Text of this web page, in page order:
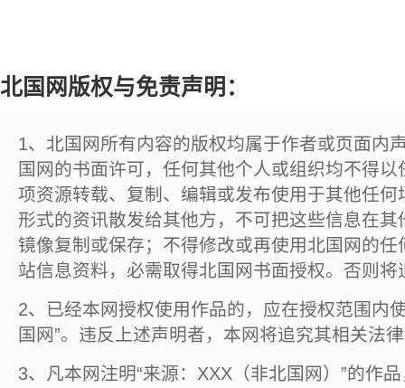
北国网版权与免责声明：
1、北国网所有内容的版权均属于作者或页面内
国网的书面许可，任何其他个人或组织均不得
项资源转载、复制、编辑或发布使用于其他任
形式的资讯散发给其他方，不可把这些信息在
镜像复制或保存；不得修改或再使用北国网的
站信息资料，必需取得北国网书面授权。否则将
2、已经本网授权使用作品的，应在授权范围内
国网”。违反上述声明者，本网将追究其相关法
3、凡本网注明“来源：XXX（非北国网）”的作